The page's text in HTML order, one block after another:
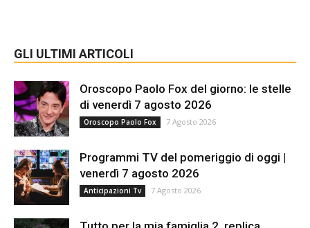
GLI ULTIMI ARTICOLI
Oroscopo Paolo Fox del giorno: le stelle
di venerdì 7 agosto 2026
Oroscopo Paolo Fox 7 Agosto 2026
Programmi TV del pomeriggio di oggi |
venerdì 7 agosto 2026
Anticipazioni Tv 7 Agosto 2026